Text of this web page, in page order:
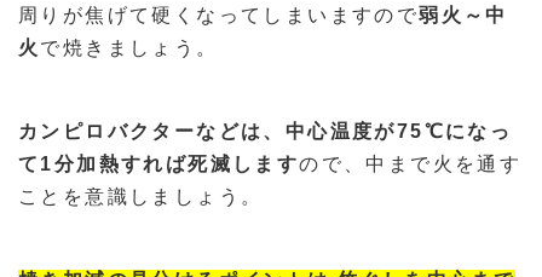
周りが焦げて硬くなってしまいますので弱火～中
火 で焼きましょう。
カンピロバクターなどは、中心温度が75℃になっ
て1分加熱すれば死滅しますので、中まで火を通す
ことを意識しましょう。